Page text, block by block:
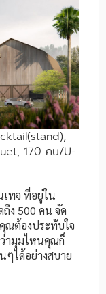
170 คน/U-
ทจ ที่อยู่ใน
ถึง 500 คน จัด
ณต้องประทับใจ
ามุมไหนคุณก็
ๆได้อย่างสบาย